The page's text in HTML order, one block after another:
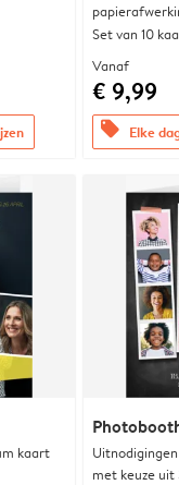
Set van 10
Vanaf
€ 9,99
offers Elke
kaart
met keuze uit